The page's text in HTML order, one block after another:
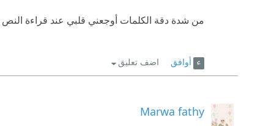
من شدة دقة الكلمات أوجعني قلبي عند قراءة النص
أوافق اضف تعليق
Marwa fathy